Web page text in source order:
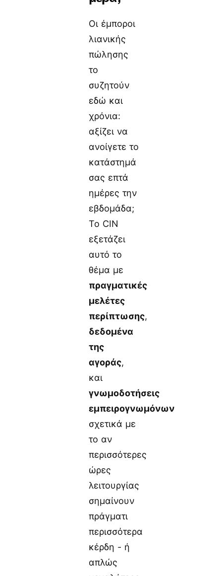
Οι έμποροι
λιανικής
πώλησης
το
συζητούν
εδώ και
χρόνια:
αξίζει να
ανοίγετε το
κατάστημά
σας επτά
ημέρες την
εβδομάδα;
Το CIN
εξετάζει
αυτό το
θέμα με
πραγματικές
μελέτες
περίπτωσης,
δεδομένα
της
αγοράς,
και
γνωμοδοτήσεις
εμπειρογνωμόνων
σχετικά με
το αν
περισσότερες
ώρες
λειτουργίας
σημαίνουν
πράγματι
περισσότερα
κέρδη - ή
απλώς